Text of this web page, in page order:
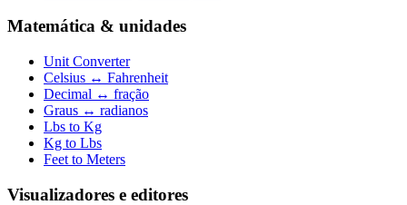
Matemática & unidades
Unit Converter
Celsius ↔ Fahrenheit
Decimal ↔ fração
Graus ↔ radianos
Lbs to Kg
Kg to Lbs
Feet to Meters
Visualizadores e editores